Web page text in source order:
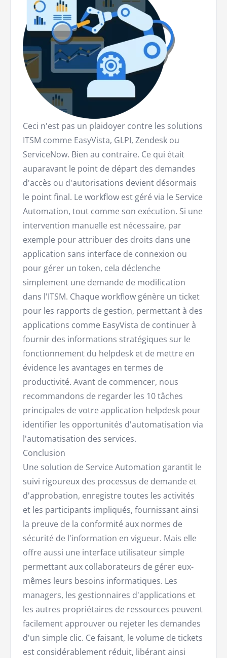
Ceci n'est pas un plaidoyer contre les solutions
ITSM comme EasyVista, GLPI, Zendesk ou
ServiceNow. Bien au contraire. Ce qui était
auparavant le point de départ des demandes
d'accès ou d'autorisations devient désormais
le point final. Le workflow est géré via le Service
Automation, tout comme son exécution. Si une
intervention manuelle est nécessaire, par
exemple pour attribuer des droits dans une
application sans interface de connexion ou
pour gérer un token, cela déclenche
simplement une demande de modification
dans l'ITSM. Chaque workflow génère un ticket
pour les rapports de gestion, permettant à des
applications comme EasyVista de continuer à
fournir des informations stratégiques sur le
fonctionnement du helpdesk et de mettre en
évidence les avantages en termes de
productivité. Avant de commencer, nous
recommandons de regarder les 10 tâches
principales de votre application helpdesk pour
identifier les opportunités d'automatisation via
l'automatisation des services.
Conclusion
Une solution de Service Automation garantit le
suivi rigoureux des processus de demande et
d'approbation, enregistre toutes les activités
et les participants impliqués, fournissant ainsi
la preuve de la conformité aux normes de
sécurité de l'information en vigueur. Mais elle
offre aussi une interface utilisateur simple
permettant aux collaborateurs de gérer eux-
mêmes leurs besoins informatiques. Les
managers, les gestionnaires d'applications et
les autres propriétaires de ressources peuvent
facilement approuver ou rejeter les demandes
d'un simple clic. Ce faisant, le volume de tickets
est considérablement réduit, libérant ainsi